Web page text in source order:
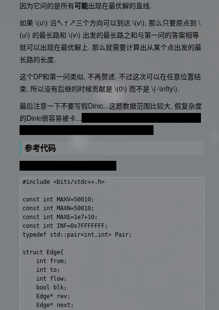
因为它问的是所有可能出现在最优解的直线.
如果 \(u\) 沿↖↑↗三个方向可以到达 \(v\), 那么只要原点到 \
(u\) 的最长路和 \(v\) 出发的最长路之和与第一问的答案相等
就可以出现在最优解上. 那么就需要计算出从某个点出发的最
长路的长度.
这个DP和第一问类似, 不再赘述. 不过这次可以在任意位置结
束, 所以没有后继的时候贡献是 \(0\) 而不是 \(-\infty\).
最后注意一下不要写假Dinic...这题数据范围比较大, 假复杂度
的Dinic很容易被卡...
参考代码
#include <bits/stdc++.h>
const int MAXV=50010;
const int MAXN=50010;
const int MAXE=1e7+10;
const int INF=0x7FFFFFFF;
typedef std::pair<int,int> Pair;
struct Edge{